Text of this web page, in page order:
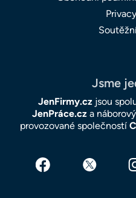
Jsme
JenFirmy.czjsou
JenPráce.cza
provozované společností